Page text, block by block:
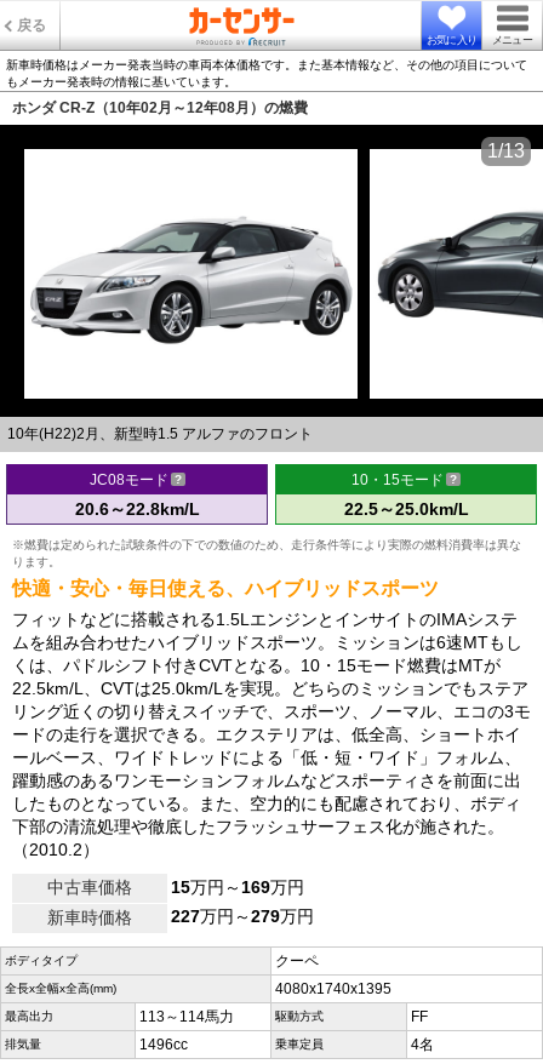
戻る
お気に入り メニュー
新車時価格はメーカー発表当時の車両本体価格です。また基本情報など、その他の項目について
もメーカー発表時の情報に基いています。
ホンダ CR-Z（10年02月～12年08月）の燃費
10年(H22)2月、新型時1.5 アルファのフロント
1/13
JC08モード
20.6～22.8km/L
10・15モード
22.5～25.0km/L
※燃費は定められた試験条件の下での数値のため、走行条件等により実際の燃料消費率は異な
ります。
快適・安心・毎日使える、ハイブリッドスポーツ
フィットなどに搭載される1.5LエンジンとインサイトのIMAシステ
ムを組み合わせたハイブリッドスポーツ。ミッションは6速MTもし
くは、パドルシフト付きCVTとなる。10・15モード燃費はMTが
22.5km/L、CVTは25.0km/Lを実現。どちらのミッションでもステア
リング近くの切り替えスイッチで、スポーツ、ノーマル、エコの3モ
ードの走行を選択できる。エクステリアは、低全高、ショートホイ
ールベース、ワイドトレッドによる「低・短・ワイド」フォルム、
躍動感のあるワンモーションフォルムなどスポーティさを前面に出
したものとなっている。また、空力的にも配慮されており、ボディ
下部の清流処理や徹底したフラッシュサーフェス化が施された。
（2010.2）
中古車価格
15万円～169万円
新車時価格
227万円～279万円
ボディタイプ クーペ
全長x全幅x全高(mm) 4080x1740x1395
最高出力 113～114馬力 駆動方式 FF
排気量 1496cc 乗車定員 4名